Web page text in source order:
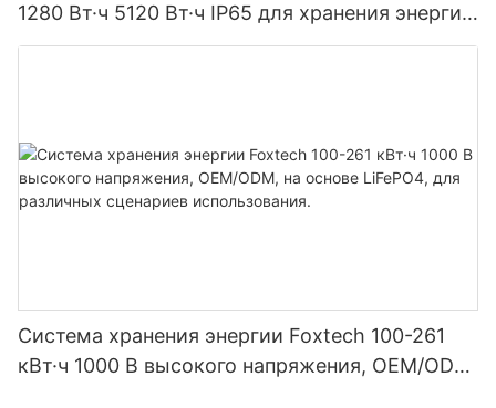
1280 Вт·ч 5120 Вт·ч IP65 для хранения энергии
и солнечных домашних систем
Система хранения энергии Foxtech 100-261
кВт·ч 1000 В высокого напряжения, OEM/ODM,